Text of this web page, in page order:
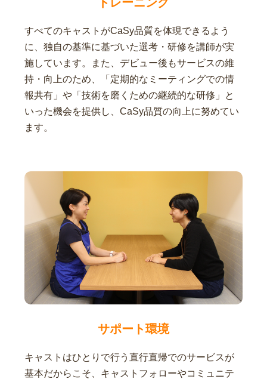
すべてのキャストがCaSy品質を体現できるよう
に、独自の基準に基づいた選考・研修を講師が実
施しています。また、デビュー後もサービスの維
持・向上のため、「定期的なミーティングでの情
報共有」や「技術を磨くための継続的な研修」と
いった機会を提供し、CaSy品質の向上に努めてい
ます。
サポート環境
キャストはひとりで行う直行直帰でのサービスが
基本だからこそ、キャストフォローやコミュニテ